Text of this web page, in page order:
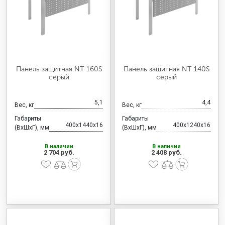
Панель защитная NT 160S
серый
Вес, кг 5,1
Габариты
(ВхШхГ), мм
400x1440x16
В наличии
2 704 руб.
Панель защитная NT 140S
серый
Вес, кг 4,4
Габариты
(ВхШхГ), мм
400x1240x16
В наличии
2 408 руб.